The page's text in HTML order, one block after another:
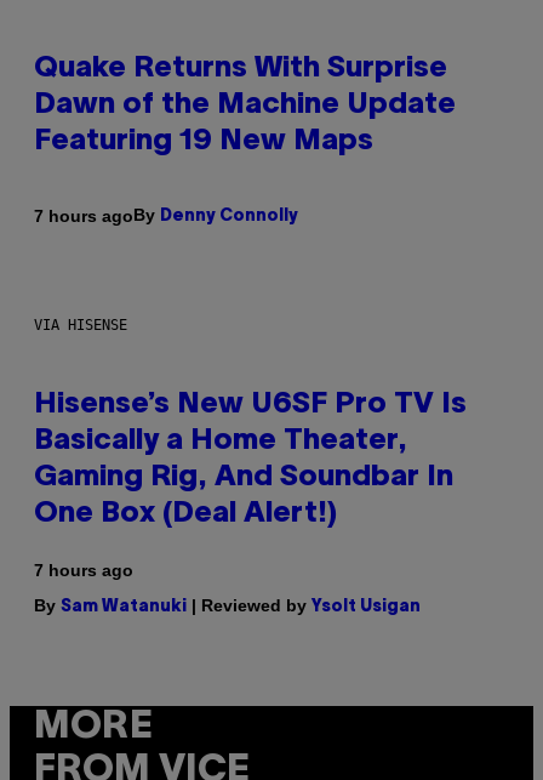
Quake Returns With Surprise
Dawn of the Machine Update
Featuring 19 New Maps
7 hours agoBy Denny Connolly
VIA HISENSE
Hisense’s New U6SF Pro TV Is
Basically a Home Theater,
Gaming Rig, And Soundbar In
One Box (Deal Alert!)
7 hours ago
By Sam Watanuki | Reviewed by Ysolt Usigan
MORE
FROM VICE